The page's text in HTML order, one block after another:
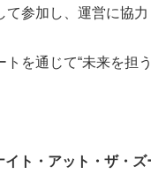
参加し、運営に協力
を通じて“未来を担
ト・アット・ザ・ズ